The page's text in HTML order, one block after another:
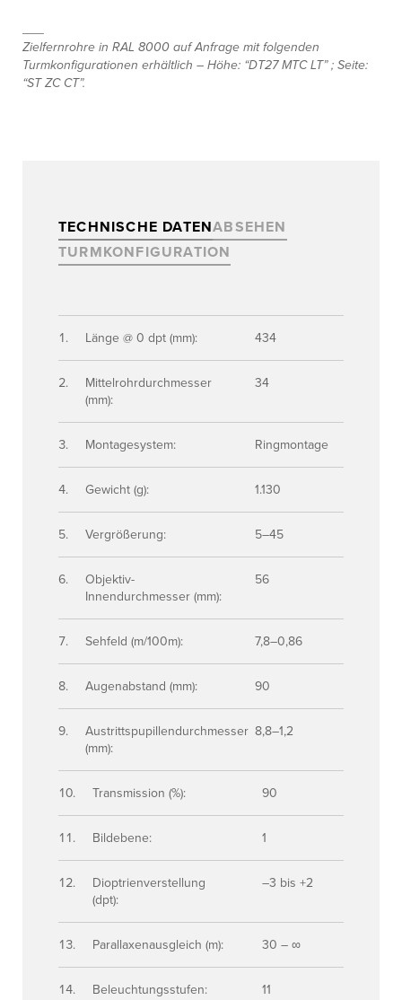
___
Zielfernrohre in RAL 8000 auf Anfrage mit folgenden
Turmkonfigurationen erhältlich – Höhe: “DT27 MTC LT” ; Seite:
“ST ZC CT”.
TECHNISCHE DATENABSEHEN
TURMKONFIGURATION
Länge @ 0 dpt (mm): 434
Mittelrohrdurchmesser
(mm):
34
Montagesystem: Ringmontage
Gewicht (g): 1.130
Vergrößerung: 5–45
Objektiv-
Innendurchmesser (mm):
56
Sehfeld (m/100m): 7,8–0,86
Augenabstand (mm): 90
Austrittspupillendurchmesser
(mm):
8,8–1,2
Transmission (%): 90
Bildebene: 1
Dioptrienverstellung
(dpt):
–3 bis +2
Parallaxenausgleich (m): 30 – ∞
Beleuchtungsstufen: 11